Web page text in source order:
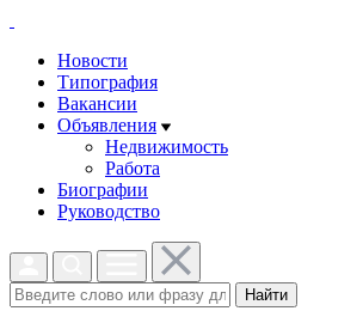
Новости
Типография
Вакансии
Объявления
Недвижимость
Работа
Биографии
Руководство
Найти